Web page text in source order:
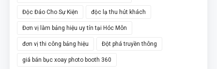
Độc Đáo Cho Sự Kiện độc lạ thu hút khách
Đơn vị làm bảng hiệu uy tín tại Hóc Môn
đơn vị thi công bảng hiệu Đột phá truyền thông
giá bán bục xoay photo booth 360